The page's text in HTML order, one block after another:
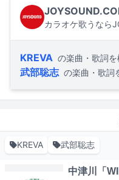
カラオケ歌うなら
KREVA の楽曲・歌詞
武部聡志 の楽曲・歌詞
KREVA 武部聡志
中津川「